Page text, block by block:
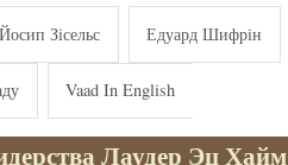
Йосип Зісельс Едуард Шифрін
Vaad In English
Лаудер Эц Хайм